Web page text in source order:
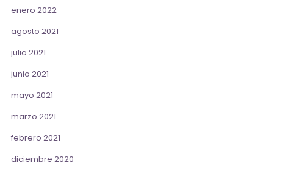
enero 2022
agosto 2021
julio 2021
junio 2021
mayo 2021
marzo 2021
febrero 2021
diciembre 2020